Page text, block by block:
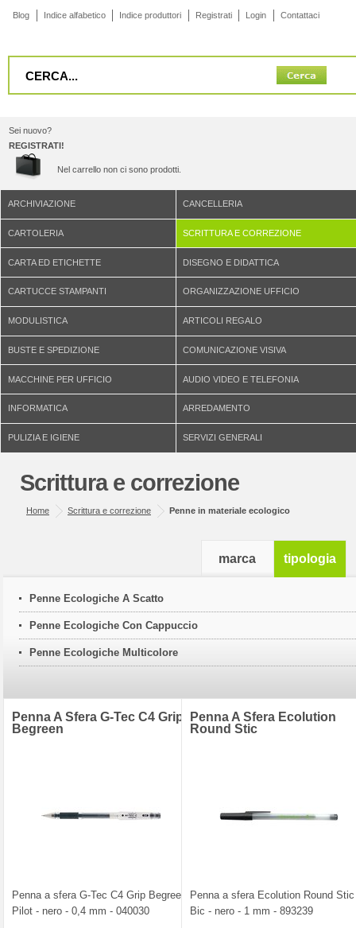
Blog Indice alfabetico Indice produttori Registrati Login Contattaci
Sei nuovo?
REGISTRATI!
Nel carrello non ci sono prodotti.
ARCHIVIAZIONE CANCELLERIA
CARTOLERIA SCRITTURA E CORREZIONE
CARTA ED ETICHETTE DISEGNO E DIDATTICA
CARTUCCE STAMPANTI ORGANIZZAZIONE UFFICIO
MODULISTICA ARTICOLI REGALO
BUSTE E SPEDIZIONE COMUNICAZIONE VISIVA
MACCHINE PER UFFICIO AUDIO VIDEO E TELEFONIA
INFORMATICA ARREDAMENTO
PULIZIA E IGIENE SERVIZI GENERALI
Scrittura e correzione
Home Scrittura e correzione Penne in materiale ecologico
tipologia
Penne Ecologiche A Scatto
Penne Ecologiche Con Cappuccio
Penne Ecologiche Multicolore
marca
Penna A Sfera G-Tec C4 Grip
Begreen
Penna a sfera G-Tec C4 Grip Begreen
Pilot - nero - 0,4 mm - 040030
Penna A Sfera Ecolution
Round Stic
Penna a sfera Ecolution Round Stic
Bic - nero - 1 mm - 893239